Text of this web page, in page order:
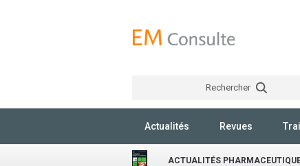
Rechercher
Actualités Revues
ACTUALITÉS